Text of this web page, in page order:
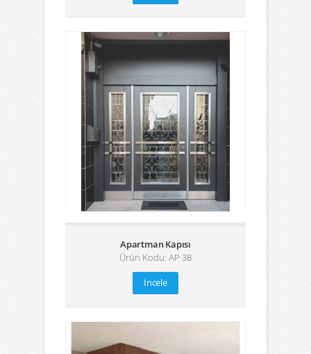
Apartman Kapısı
Ürün Kodu: AP 38
İncele